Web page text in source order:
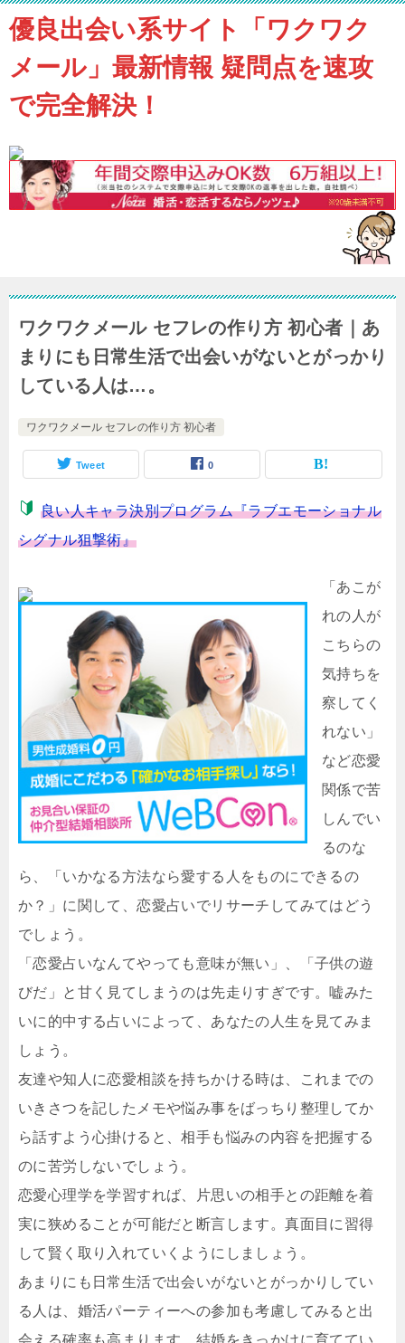
優良出会い系サイト「ワクワク
メール」最新情報 疑問点を速攻
で完全解決！
ワクワクメール セフレの作り方 初心者｜あ
まりにも日常生活で出会いがないとがっかり
している人は…。
ワクワクメール セフレの作り方 初心者
Tweet 0
良い人キャラ決別プログラム『ラブエモーショナル
シグナル狙撃術』
「あこが
れの人が
こちらの
気持ちを
察してく
れない」
など恋愛
関係で苦
しんでい
るのな
ら、「いかなる方法なら愛する人をものにできるの
か？」に関して、恋愛占いでリサーチしてみてはどう
でしょう。
「恋愛占いなんてやっても意味が無い」、「子供の遊
びだ」と甘く見てしまうのは先走りすぎです。嘘みた
いに的中する占いによって、あなたの人生を見てみま
しょう。
友達や知人に恋愛相談を持ちかける時は、これまでの
いきさつを記したメモや悩み事をばっちり整理してか
ら話すよう心掛けると、相手も悩みの内容を把握する
のに苦労しないでしょう。
恋愛心理学を学習すれば、片思いの相手との距離を着
実に狭めることが可能だと断言します。真面目に習得
して賢く取り入れていくようにしましょう。
あまりにも日常生活で出会いがないとがっかりしてい
る人は、婚活パーティーへの参加も考慮してみると出
会える確率も高まります。結婚をきっかけに育ててい